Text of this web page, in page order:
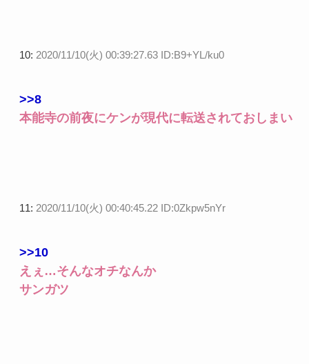
10: 2020/11/10(火) 00:39:27.63 ID:B9+YL/ku0
>>8
本能寺の前夜にケンが現代に転送されておしまい
11: 2020/11/10(火) 00:40:45.22 ID:0Zkpw5nYr
>>10
えぇ…そんなオチなんか
サンガツ